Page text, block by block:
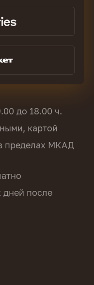
до 18.00 ч.
картой
пределах МКАД
дней после